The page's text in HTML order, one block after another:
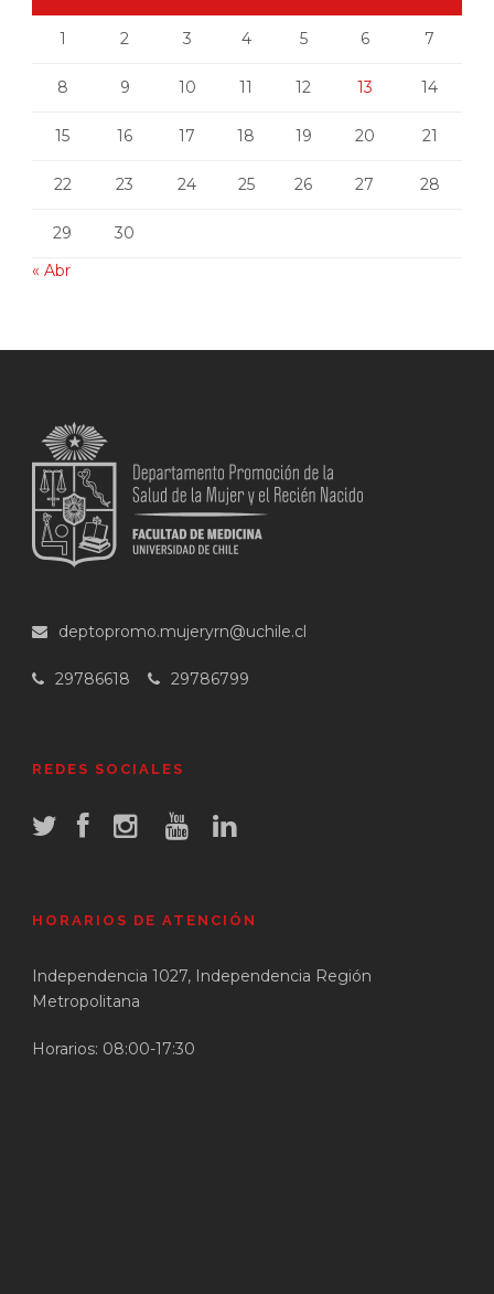
1 2 3 4 5 6 7
8 9 10 11 12 13 14
15 16 17 18 19 20 21
22 23 24 25 26 27 28
29
30
« Abr
deptopromo.mujeryrn@uchile.cl
29786618 29786799
REDES SOCIALES
HORARIOS DE ATENCIÓN
Independencia 1027, Independencia Región
Metropolitana
Horarios: 08:00-17:30